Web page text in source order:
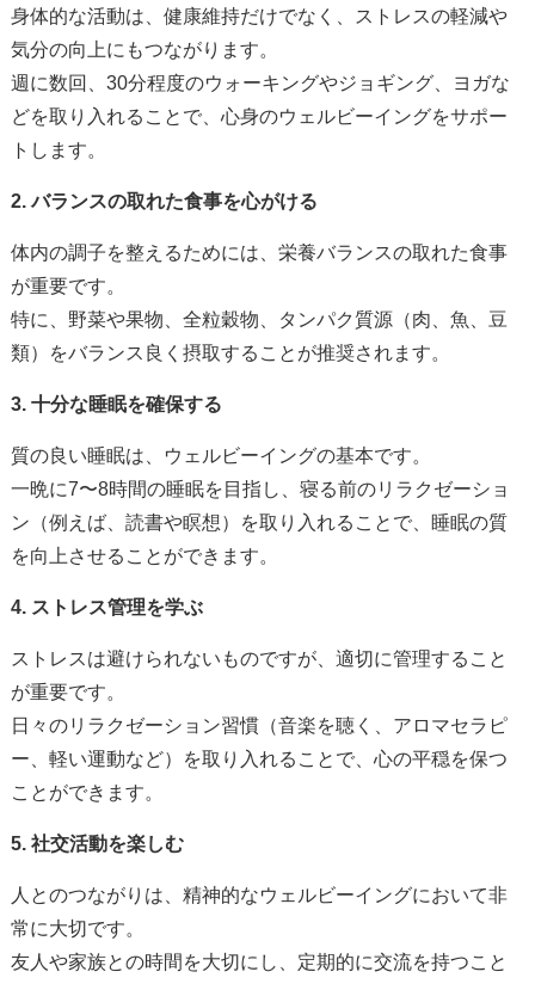
身体的な活動は、健康維持だけでなく、ストレスの軽減や
気分の向上にもつながります。
週に数回、30分程度のウォーキングやジョギング、ヨガな
どを取り入れることで、心身のウェルビーイングをサポー
トします。
2.バランスの取れた食事を心がける
体内の調子を整えるためには、栄養バランスの取れた食事
が重要です。
特に、野菜や果物、全粒穀物、タンパク質源（肉、魚、豆
類）をバランス良く摂取することが推奨されます。
3. 十分な睡眠を確保する
質の良い睡眠は、ウェルビーイングの基本です。
一晩に7〜8時間の睡眠を目指し、寝る前のリラクゼーショ
ン（例えば、読書や瞑想）を取り入れることで、睡眠の質
を向上させることができます。
4. ストレス管理を学ぶ
ストレスは避けられないものですが、適切に管理すること
が重要です。
日々のリラクゼーション習慣（音楽を聴く、アロマセラピ
ー、軽い運動など）を取り入れることで、心の平穏を保つ
ことができます。
5. 社交活動を楽しむ
人とのつながりは、精神的なウェルビーイングにおいて非
常に大切です。
友人や家族との時間を大切にし、定期的に交流を持つこと